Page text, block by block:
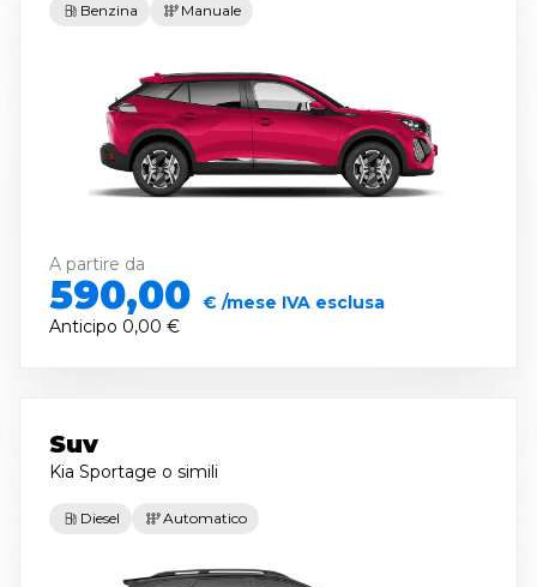
Benzina Manuale
A partire da
590,00 € /mese IVA esclusa
Anticipo 0,00 €
Suv
Kia Sportage o simili
Diesel Automatico